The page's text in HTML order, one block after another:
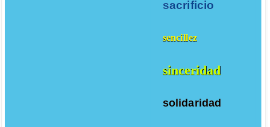
sacrificio
sencillez
sinceridad
solidaridad